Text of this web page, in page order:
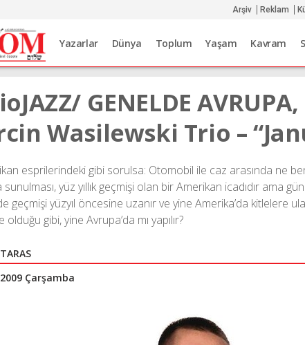
Arşiv Reklam
Yazarlar Dünya Toplum Yaşam Kavram
GENELDE
Wasilewski Trio –
esprilerindeki gibi sorulsa: Otomobil ile caz arasında ne
sunulması, yüz yıllık geçmişi olan bir Amerikan icadıdır
geçmişi yüzyıl öncesine uzanır ve yine Amerika’da kitlelere
gibi, yine Avrupa’da mı yapılır?
Çarşamba